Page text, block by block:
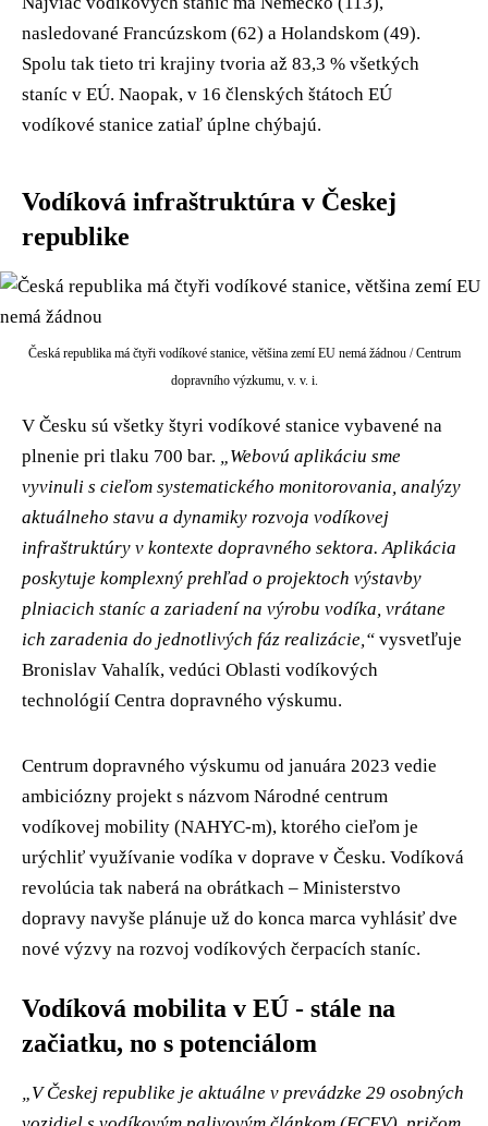
nasledované Francúzskom (62) a Holandskom (49).
Spolu tak tieto tri krajiny tvoria až 83,3 % všetkých
staníc v EÚ. Naopak, v 16 členských štátoch EÚ
vodíkové stanice zatiaľ úplne chýbajú.
Vodíková infraštruktúra v Českej
republike
Česká republika má čtyři vodíkové stanice, většina zemí EU nemá žádnou /Centrum
dopravního výzkumu, v. v. i.
V Česku sú všetky štyri vodíkové stanice vybavené na
plnenie pri tlaku 700 bar. „Webovú aplikáciu sme
vyvinuli s cieľom systematického monitorovania, analýzy
aktuálneho stavu a dynamiky rozvoja vodíkovej
infraštruktúry v kontexte dopravného sektora. Aplikácia
poskytuje komplexný prehľad o projektoch výstavby
plniacich staníc a zariadení na výrobu vodíka, vrátane
ich zaradenia do jednotlivých fáz realizácie,“ vysvetľuje
Bronislav Vahalík, vedúci Oblasti vodíkových
technológií Centra dopravného výskumu.
Centrum dopravného výskumu od januára 2023 vedie
ambiciózny projekt s názvom Národné centrum
vodíkovej mobility (NAHYC-m), ktorého cieľom je
urýchliť využívanie vodíka v doprave v Česku. Vodíková
revolúcia tak naberá na obrátkach – Ministerstvo
dopravy navyše plánuje už do konca marca vyhlásiť dve
nové výzvy na rozvoj vodíkových čerpacích staníc.
Vodíková mobilita v EÚ - stále na
začiatku, no s potenciálom
„V Českej republike je aktuálne v prevádzke 29 osobných